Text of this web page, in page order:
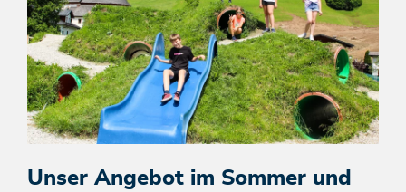
Unser Angebot im Sommer und